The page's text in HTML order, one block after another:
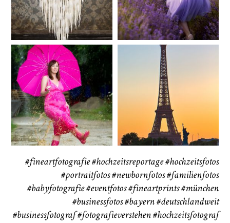
72 111
Babybauch
37
Reise
41
#fineartfotografie #hochzeitsreportage #hochzeitsfotos
#portraitfotos #newbornfotos #familienfotos
#babyfotografie #eventfotos #fineartprints#münchen
#businessfotos#bayern #deutschlandweit
#businessfotograf#fotografieverstehen #hochzeitsfotograf